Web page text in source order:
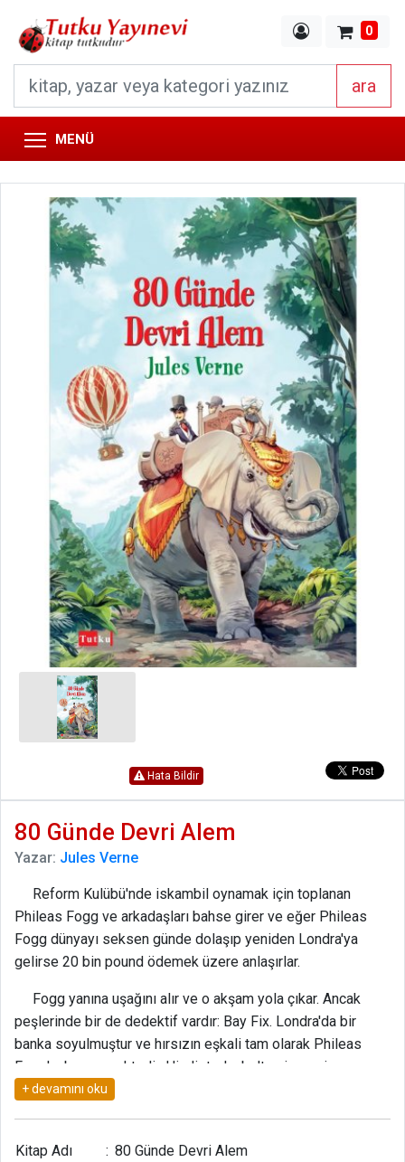
0
ara
MENÜ
Hata Bildir
80 Günde Devri Alem
Yazar: Jules Verne
Reform Kulübü'nde iskambil oynamak için toplanan
Phileas Fogg ve arkadaşları bahse girer ve eğer Phileas
Fogg dünyayı seksen günde dolaşıp yeniden Londra'ya
gelirse 20 bin pound ödemek üzere anlaşırlar.
Fogg yanına uşağını alır ve o akşam yola çıkar. Ancak
peşlerinde bir de dedektif vardır: Bay Fix. Londra'da bir
banka soyulmuştur ve hırsızın eşkali tam olarak Phileas
Fogg' a benzemektedir. Hindistan'ın balta girmemiş
ormanlarından, Amerika'nın Kızılderili topraklarından ve her
Kitap Adı
: 80 Günde Devri Alem